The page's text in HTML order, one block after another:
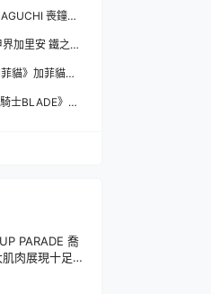
喪鐘
加里安 鐵之紋
貓》加菲貓
士BLADE》
PARADE 喬
肉展現十足騷